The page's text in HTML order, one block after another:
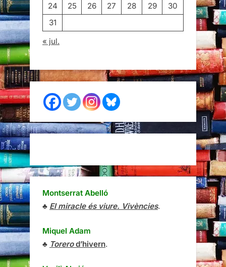
24
25 26 27 28 29
30
31
« jul.
Montserrat Abelló
♣ El miracle és viure. Vivències.
Miquel Adam
♣ Torerod’hivern.